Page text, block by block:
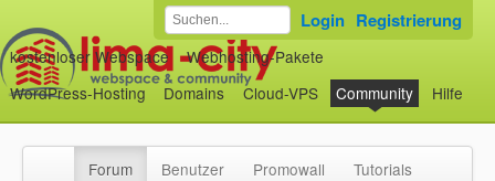
kostenloser Webspace
Webhosting-Pakete
WordPress-Hosting
Domains Cloud-VPS Community Hilfe
Login Registrierung
Forum Benutzer Promowall Tutorials